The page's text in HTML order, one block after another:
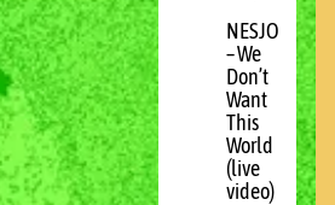
NESJO
– We
Don’t
Want
This
World
(live
video)